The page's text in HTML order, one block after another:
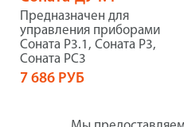
Предназначен для
управления приборами
Соната Р3.1, Соната Р3,
Соната РС3
7 686 РУБ